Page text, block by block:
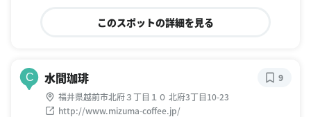
このスポットの詳細を見る
C 水間珈琲
福井県越前市北府３丁目１０ 北府3丁目10-23
http://www.mizuma-coffee.jp/
9